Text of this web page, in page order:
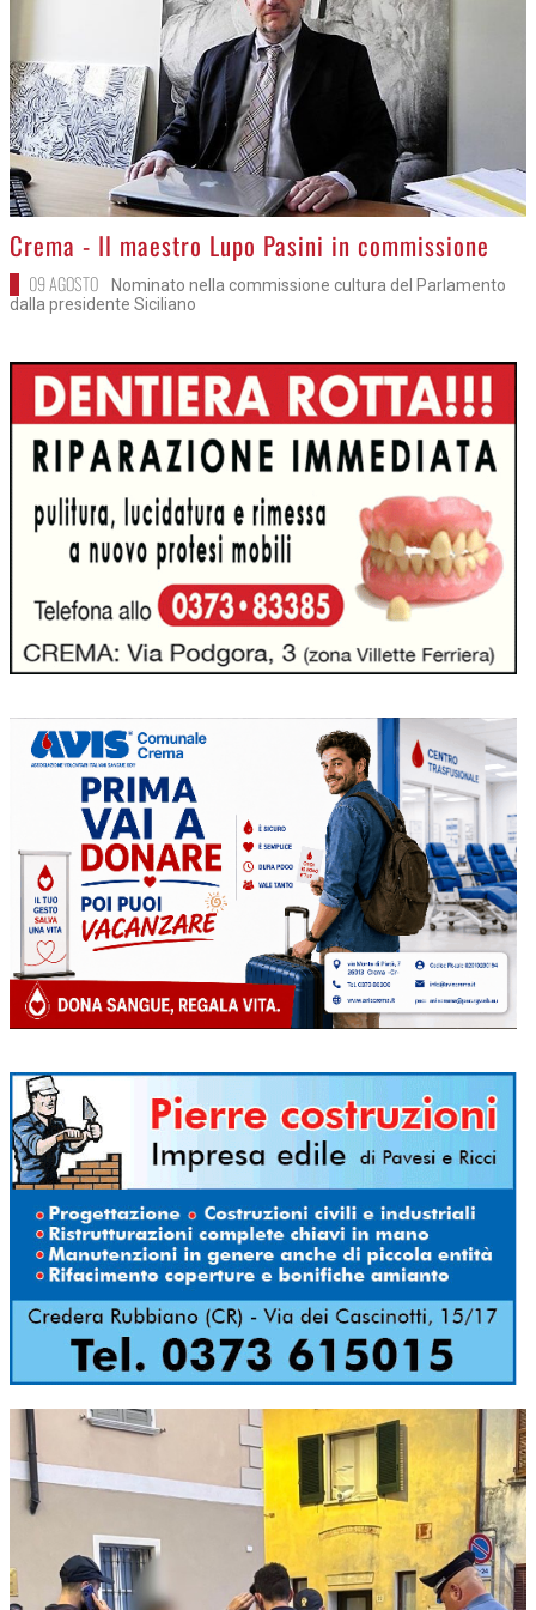
>
Crema - Il maestro Lupo Pasini in commissione
09 AGOSTO
Nominato nella commissione cultura del Parlamento
dalla presidente Siciliano